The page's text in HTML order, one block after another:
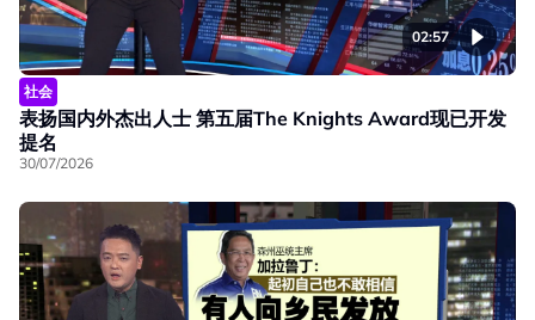
02:57
社会
表扬国内外杰出人士 第五届The Knights Award现已开发
提名
30/07/2026